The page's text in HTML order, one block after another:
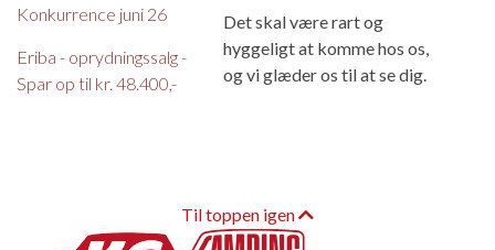
Konkurrence juni 26
Eriba - oprydningssalg -
Spar op til kr. 48.400,-
Det skal være rart og
hyggeligt at komme hos os,
og vi glæder os til at se dig.
Til toppen igen